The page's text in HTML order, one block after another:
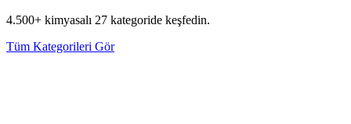
4.500+ kimyasalı 27 kategoride keşfedin.
Tüm Kategorileri Gör